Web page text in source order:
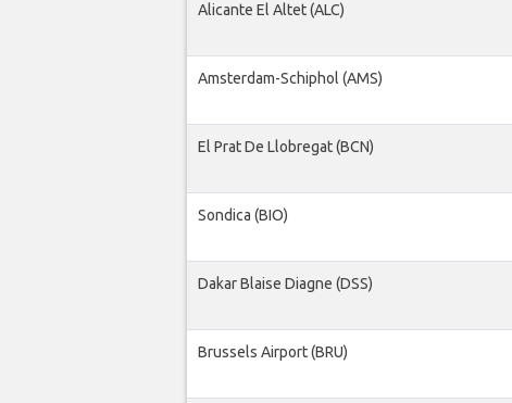
Alicante El Altet (ALC)
Amsterdam-Schiphol (AMS)
El Prat De Llobregat (BCN)
Sondica (BIO)
Dakar Blaise Diagne (DSS)
Brussels Airport (BRU)